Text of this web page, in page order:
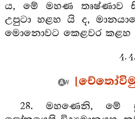
ය, මේ මහණ තෘෂ්ණාව
උපුටා හළහ යි ද,
මොනොවට කෙළවර කළහ
4.
28. මහණෙනි, මේ